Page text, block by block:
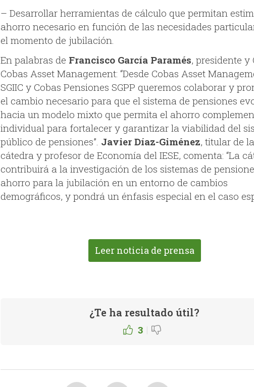
– Desarrollar herramientas de cálculo que permitan
ahorro necesario en función de las necesidades
el momento de jubilación.
En palabras de Francisco García Paramés, presidente y
Cobas Asset Management: “Desde Cobas Asset
SGIIC y Cobas Pensiones SGPP queremos colaborar y
el cambio necesario para que el sistema de pensiones
hacia un modelo mixto que permita el ahorro
individual para fortalecer y garantizar la viabilidad del
público de pensiones”. Javier Díaz-Giménez, titular de la
cátedra y profesor de Economía del IESE, comenta: “La
contribuirá a la investigación de los sistemas de
ahorro para la jubilación en un entorno de cambios
demográficos, y pondrá un énfasis especial en el caso
Leer noticia de prensa
¿Te ha resultado útil?
3 |